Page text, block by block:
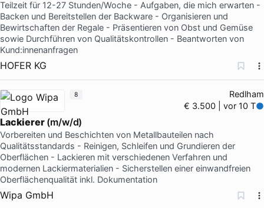
Teilzeit für 12-27 Stunden/Woche - Aufgaben, die mich erwarten -
Backen und Bereitstellen der Backware - Organisieren und
Bewirtschaften der Regale - Präsentieren von Obst und Gemüse
sowie Durchführen von Qualitätskontrollen - Beantworten von
Kund:innenanfragen
HOFER KG
Redlham
€ 3.500 | vor 10 T
Lackierer(m/w/d)
Vorbereiten und Beschichten von Metallbauteilen nach
Qualitätsstandards - Reinigen, Schleifen und Grundieren der
Oberflächen - Lackieren mit verschiedenen Verfahren und
modernen Lackiermaterialien - Sicherstellen einer einwandfreien
Oberflächenqualität inkl. Dokumentation
Wipa GmbH
8